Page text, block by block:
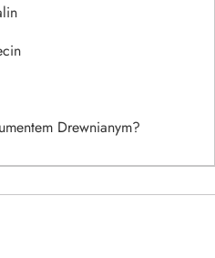
Drewnianym?